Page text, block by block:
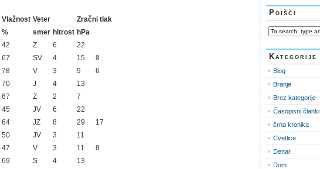
Vlažnost Veter
Zračni tlak
% smer hitrost hPa
42 Z 6
22
67 SV 4 15
8
78 V 3 9
6
70 J 4
13
67 Z 2
7
45 JV 6
22
64 JZ 8 29
17
50 JV 3
11
47 V 3 11
8
69 S 4
13
Poišči
Kategorije
Blog
Branje
Brez kategorije
Časopisni članki
črna kronika
Cvetlice
Denar
Dom